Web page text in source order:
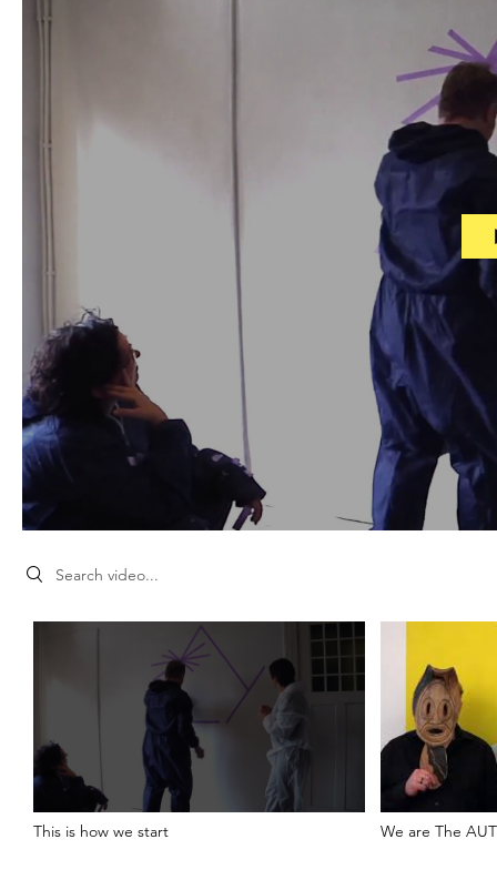
Search videos
This is how we start We are The